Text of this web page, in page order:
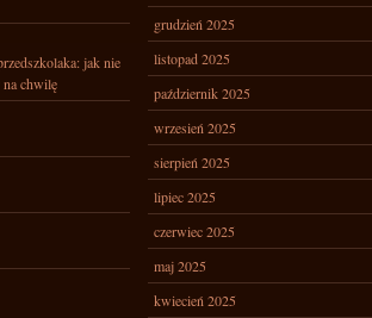
jak nie
chwilę
grudzień 2025
listopad 2025
październik 2025
wrzesień 2025
sierpień 2025
lipiec 2025
czerwiec 2025
maj 2025
kwiecień 2025